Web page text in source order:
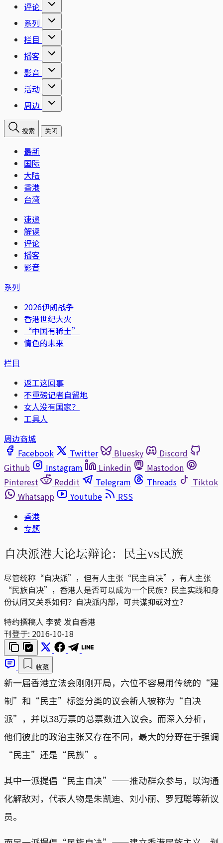
评论
系列
栏目
播客
影音
活动
周边
搜索 关闭
最新
国际
大陆
香港
台湾
速递
解读
评论
播客
影音
系列
2026伊朗战争
香港世纪大火
“中国有稀土”
情色的未来
栏目
返工这回事
不重磅记者自留地
女人没有国家？
工具人
周边商城
Facebook
Twitter Bluesky
Discord
Github
Instagram Linkedin
Mastodon
Pinterest
Reddit Telegram Threads
Tiktok
Whatsapp
Youtube
RSS
香港
专题
自决派港大论坛辩论：民主vs民族
尽管统称“自决派”，但有人主张“民主自决”，有人主张
“民族自决”，香港人是否可以成为一个民族？民主实践和身
份认同又关系如何？自决派内部，可共谋抑或对立？
特约撰稿人 李赞 发自香港
刊登于: 2016-10-18
收藏
新一届香港立法会刚刚开局，六位不容易用传统的“建
制”和“民主”标签分类的议会新人被称为“自决
派”，并以38万票的总票数进入议会。而深入分析，
他们彼此的政治主张又存在不同，最大的分野在于强调
“民主”还是“民族”。
其中一派提倡“民主自决”——推动群众参与，以沟通
化解敌对，代表人物是朱凯迪、刘小丽、罗冠聪等新议
员。